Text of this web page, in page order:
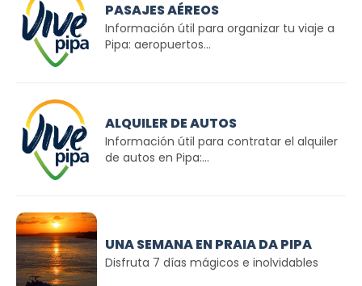
PASAJES AÉREOS
Información útil para organizar tu viaje a
Pipa: aeropuertos...
ALQUILER DE AUTOS
Información útil para contratar el alquiler
de autos en Pipa:...
UNA SEMANA EN PRAIA DA PIPA
Disfruta 7 días mágicos e inolvidables